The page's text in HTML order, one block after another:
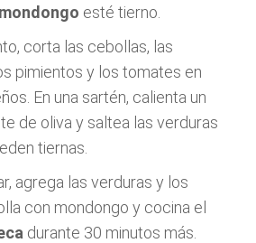
mondongo esté tierno.
corta las cebollas, las
pimientos y los tomates en
En una sartén, calienta un
de oliva y saltea las verduras
tiernas.
agrega las verduras y los
con mondongo y cocina el
durante 30 minutos más.